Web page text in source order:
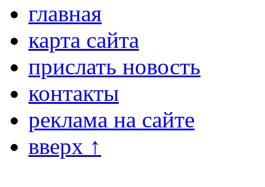
главная
карта сайта
прислать новость
контакты
реклама на сайте
вверх ↑